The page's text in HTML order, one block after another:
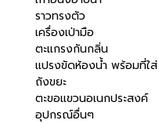
ราวทรงตัว
เครื่องเป่ามือ
ตะแกรงกันกลิ่น
แปรงขัดห้องน้ำ พร้อมที่ใส่
ถังขยะ
ตะขอแขวนอเนกประสงค์
อุปกรณ์อื่นๆ